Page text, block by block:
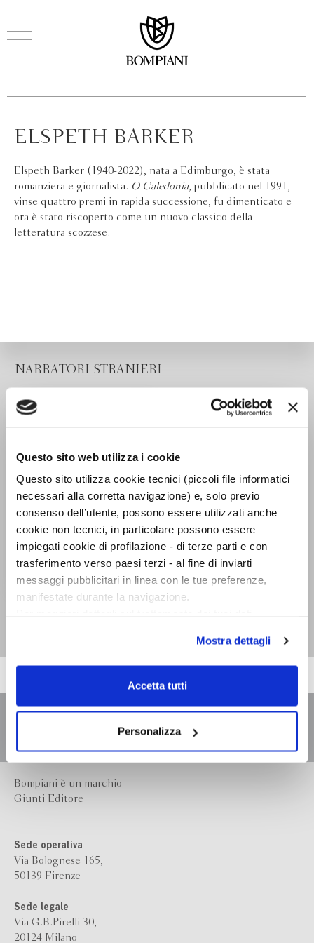
Questo sito web utilizza i cookie
Questo sito utilizza cookie tecnici (piccoli file informatici
necessari alla corretta navigazione) e, solo previo
consenso dell’utente, possono essere utilizzati anche
cookie non tecnici, in particolare possono essere
impiegati cookie di profilazione - di terze parti e con
trasferimento verso paesi terzi - al fine di inviarti
messaggi pubblicitari in linea con le tue preferenze,
manifestate durante la navigazione.
scelte privacy sui cookie, ti invitiamo a prendere visione
dell’informativa cookie.
Chiudendo il banner tramite la “X” prosegui la
dei soli cookie tecnici. Selezionando “Accetta tutti” presti
il tuo consenso alla profilazione che potrai revocare in
ogni momentoRevoca
Mostra dettagli
Accetta tutti
Personalizza
ELSPETH BARKER
Elspeth Barker (1940-2022), nata a Edimburgo, è stata
romanziera e giornalista. O Caledonia, pubblicato nel 1991,
vinse quattro premi in rapida successione, fu dimenticato e
ora è stato riscoperto come un nuovo classico della
letteratura scozzese.
NARRATORI STRANIERI
O Caledonia
Bompiani è un marchio
Giunti Editore
Sede operativa
Via Bolognese 165,
50139 Firenze
Sede legale
Via G.B.Pirelli 30,
20124 Milano